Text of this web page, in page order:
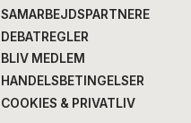
SAMARBEJDSPARTNERE
DEBATREGLER
BLIV MEDLEM
HANDELSBETINGELSER
COOKIES & PRIVATLIV